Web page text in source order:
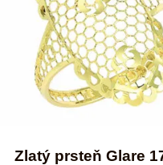
Zlatý prsteň Glare